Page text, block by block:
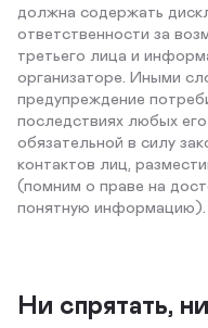
должна содержать
ответственности за
третьего лица и
организаторе. Иными
предупреждение
последствиях любых
обязательной в силу
контактов лиц,
(помним о праве на
понятную информацию).
Ни спрятать,